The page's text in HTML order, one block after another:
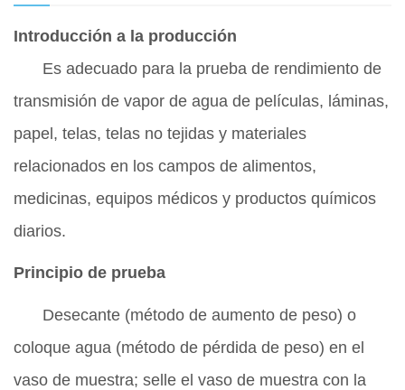
Introducción a la producción
Es adecuado para la prueba de rendimiento de
transmisión de vapor de agua de películas, láminas,
papel, telas, telas no tejidas y materiales
relacionados en los campos de alimentos,
medicinas, equipos médicos y productos químicos
diarios.
Principio de prueba
Desecante (método de aumento de peso) o
coloque agua (método de pérdida de peso) en el
vaso de muestra; selle el vaso de muestra con la